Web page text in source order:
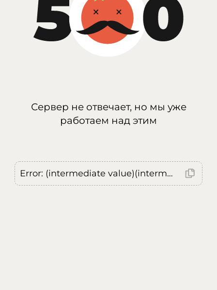
Сервер не отвечает, но мы уже
работаем над этим
Error: (intermediate value)(intermediate value)(intermediate value).replaceAll is not a function